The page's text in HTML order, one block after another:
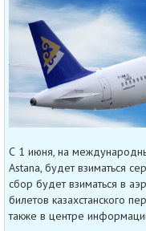
С 1 июня, на
Astana, будет взиматься
сбор будет взиматься в
билетов казахстанского
также в центре